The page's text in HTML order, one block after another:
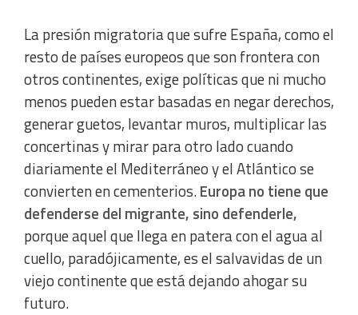
La presión migratoria que sufre España, como el
resto de países europeos que son frontera con
otros continentes, exige políticas que ni mucho
menos pueden estar basadas en negar derechos,
generar guetos, levantar muros, multiplicar las
concertinas y mirar para otro lado cuando
diariamente el Mediterráneo y el Atlántico se
convierten en cementerios.Europa no tiene que
defenderse del migrante, sino defenderle,
porque aquel que llega en patera con el agua al
cuello, paradójicamente, es el salvavidas de un
viejo continente que está dejando ahogar su
futuro.
Measure content performance
Understand audiences through statistics or combinations
of data from different sources
Develop and improve services
Use limited data to select content
Use precise geolocation data
Identify devices based on information actively requested